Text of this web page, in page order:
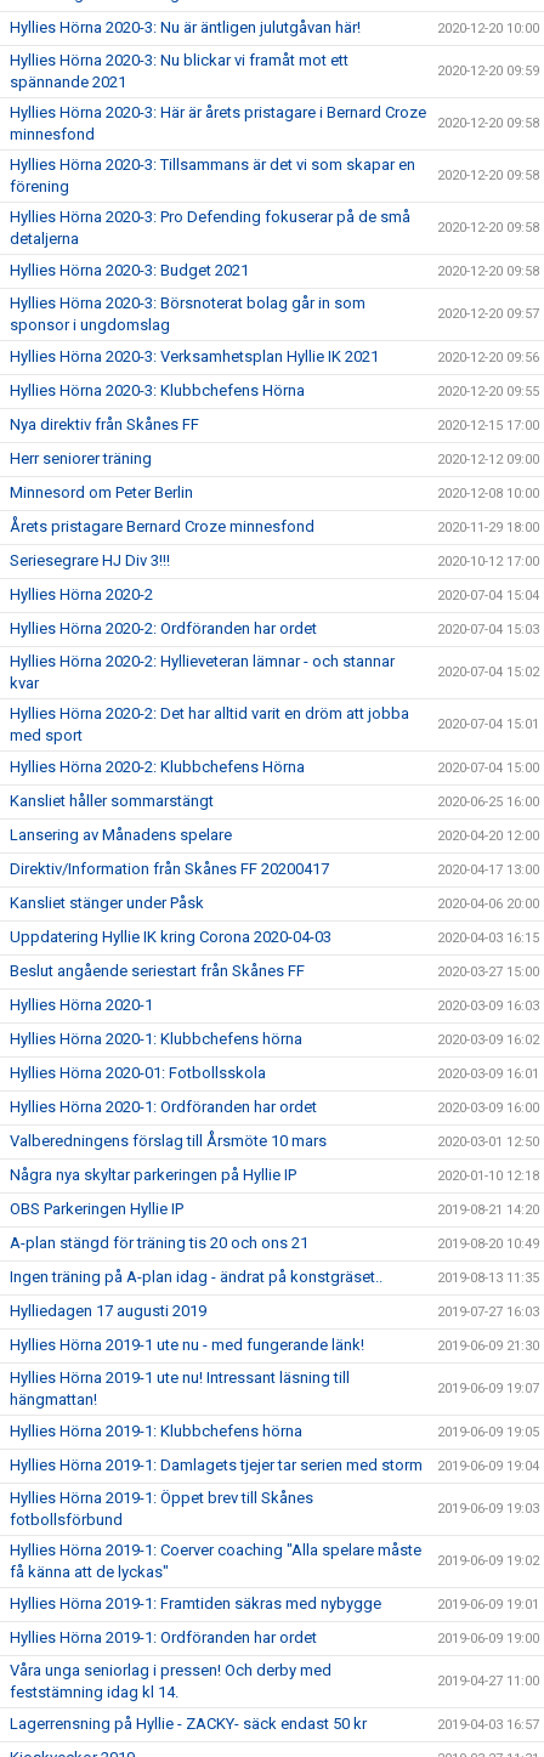
Hyllies Hörna 2020-3: Nu är äntligen julutgåvan här! 2020-12-20 10:00
Hyllies Hörna 2020-3: Nu blickar vi framåt mot ett
spännande 2021
2020-12-20 09:59
Hyllies Hörna 2020-3: Här är årets pristagare i Bernard Croze
minnesfond
2020-12-20 09:58
Hyllies Hörna 2020-3: Tillsammans är det vi som skapar en
förening
2020-12-20 09:58
Hyllies Hörna 2020-3: Pro Defending fokuserar på de små
detaljerna
2020-12-20 09:58
Hyllies Hörna 2020-3: Budget 2021 2020-12-20 09:58
Hyllies Hörna 2020-3: Börsnoterat bolag går in som
sponsor i ungdomslag
2020-12-20 09:57
Hyllies Hörna 2020-3: Verksamhetsplan Hyllie IK 2021 2020-12-20 09:56
Hyllies Hörna 2020-3: Klubbchefens Hörna 2020-12-20 09:55
Nya direktiv från Skånes FF 2020-12-15 17:00
Herr seniorer träning 2020-12-12 09:00
Minnesord om Peter Berlin 2020-12-08 10:00
Årets pristagare Bernard Croze minnesfond 2020-11-29 18:00
Seriesegrare HJ Div 3!!! 2020-10-12 17:00
Hyllies Hörna 2020-2 2020-07-04 15:04
Hyllies Hörna 2020-2: Ordföranden har ordet 2020-07-04 15:03
Hyllies Hörna 2020-2: Hyllieveteran lämnar - och stannar
kvar
2020-07-04 15:02
Hyllies Hörna 2020-2: Det har alltid varit en dröm att jobba
med sport
2020-07-04 15:01
Hyllies Hörna 2020-2: Klubbchefens Hörna 2020-07-04 15:00
Kansliet håller sommarstängt 2020-06-25 16:00
Lansering av Månadens spelare 2020-04-20 12:00
Direktiv/Information från Skånes FF 20200417 2020-04-17 13:00
Kansliet stänger under Påsk 2020-04-06 20:00
Uppdatering Hyllie IK kring Corona 2020-04-03 2020-04-03 16:15
Beslut angående seriestart från Skånes FF 2020-03-27 15:00
Hyllies Hörna 2020-1 2020-03-09 16:03
Hyllies Hörna 2020-1: Klubbchefens hörna 2020-03-09 16:02
Hyllies Hörna 2020-01: Fotbollsskola 2020-03-09 16:01
Hyllies Hörna 2020-1: Ordföranden har ordet 2020-03-09 16:00
Valberedningens förslag till Årsmöte 10 mars 2020-03-01 12:50
Några nya skyltar parkeringen på Hyllie IP 2020-01-10 12:18
OBS Parkeringen Hyllie IP 2019-08-21 14:20
A-plan stängd för träning tis 20 och ons 21 2019-08-20 10:49
Ingen träning på A-plan idag - ändrat på konstgräset.. 2019-08-13 11:35
Hylliedagen 17 augusti 2019 2019-07-27 16:03
Hyllies Hörna 2019-1 ute nu - med fungerande länk! 2019-06-09 21:30
Hyllies Hörna 2019-1 ute nu! Intressant läsning till
hängmattan!
2019-06-09 19:07
Hyllies Hörna 2019-1: Klubbchefens hörna 2019-06-09 19:05
Hyllies Hörna 2019-1: Damlagets tjejer tar serien med storm 2019-06-09 19:04
Hyllies Hörna 2019-1: Öppet brev till Skånes
fotbollsförbund
2019-06-09 19:03
Hyllies Hörna 2019-1: Coerver coaching "Alla spelare måste
få känna att de lyckas"
2019-06-09 19:02
Hyllies Hörna 2019-1: Framtiden säkras med nybygge 2019-06-09 19:01
Hyllies Hörna 2019-1: Ordföranden har ordet 2019-06-09 19:00
Våra unga seniorlag i pressen! Och derby med
feststämning idag kl 14.
2019-04-27 11:00
Lagerrensning på Hyllie - ZACKY- säck endast 50 kr 2019-04-03 16:57